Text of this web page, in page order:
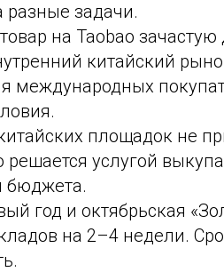
разные задачи.
на Taobao
китайский
международных
площадок не
услугой
бюджета.
год и октябрьская
на 2–4 недели.